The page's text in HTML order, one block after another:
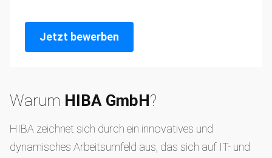
Jetzt bewerben
Warum HIBA GmbH?
HIBA zeichnet sich durch ein innovatives und
dynamisches Arbeitsumfeld aus, das sich auf IT- und